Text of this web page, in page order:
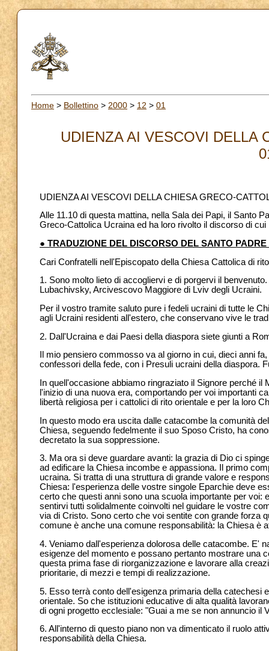
Home > Bollettino > 2000 > 12 > 01
UDIENZA AI VESCOVI DELLA
UDIENZA AI VESCOVI DELLA CHIESA GRECO-
Alle 11.10 di questa mattina, nella Sala dei Papi, il Santo
Greco-Cattolica Ucraina ed ha loro rivolto il discorso di
● TRADUZIONE DEL DISCORSO DEL SANTO
Cari Confratelli nell'Episcopato della Chiesa Cattolica di
1. Sono molto lieto di accogliervi e di porgervi il
Lubachivsky, Arcivescovo Maggiore di Lviv degli Ucraini.
Per il vostro tramite saluto pure i fedeli ucraini di tutte le
agli Ucraini residenti all'estero, che conservano vive le
2. Dall'Ucraina e dai Paesi della diaspora siete giunti a
Il mio pensiero commosso va al giorno in cui, dieci anni
confessori della fede, con i Presuli ucraini della diaspora.
In quell'occasione abbiamo ringraziato il Signore perché
l'inizio di una nuova era, comportando per voi importanti
libertà religiosa per i cattolici di rito orientale e per la loro
In questo modo era uscita dalle catacombe la comunità
Chiesa, seguendo fedelmente il suo Sposo Cristo, ha
decretato la sua soppressione.
3. Ma ora si deve guardare avanti: la grazia di Dio ci
ad edificare la Chiesa incombe e appassiona. Il primo
ucraina. Si tratta di una struttura di grande valore e
Chiesa: l'esperienza delle vostre singole Eparchie deve
certo che questi anni sono una scuola importante per voi:
sentirvi tutti solidalmente coinvolti nel guidare le vostre
via di Cristo. Sono certo che voi sentite con grande forza
comune è anche una comune responsabilità: la Chiesa è
4. Veniamo dall'esperienza dolorosa delle catacombe. E'
esigenze del momento e possano pertanto mostrare una
questa prima fase di riorganizzazione e lavorare alla
prioritarie, di mezzi e tempi di realizzazione.
5. Esso terrà conto dell'esigenza primaria della catechesi
orientale. So che istituzioni educative di alta qualità
di ogni progetto ecclesiale: "Guai a me se non annuncio il
6. All'interno di questo piano non va dimenticato il ruolo
responsabilità della Chiesa.